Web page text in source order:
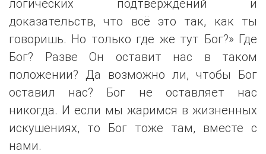
логических подтверждений и
доказательств, что всё это так, как ты
говоришь. Но только где же тут Бог?» Где
Бог? Разве Он оставит нас в таком
положении? Да возможно ли, чтобы Бог
оставил нас? Бог не оставляет нас
никогда. И если мы жаримся в жизненных
искушениях, то Бог тоже там, вместе с
нами.